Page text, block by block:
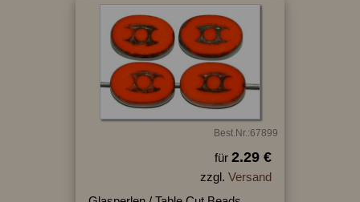
Best.Nr.:67899
für 2.29 €
zzgl. Versand